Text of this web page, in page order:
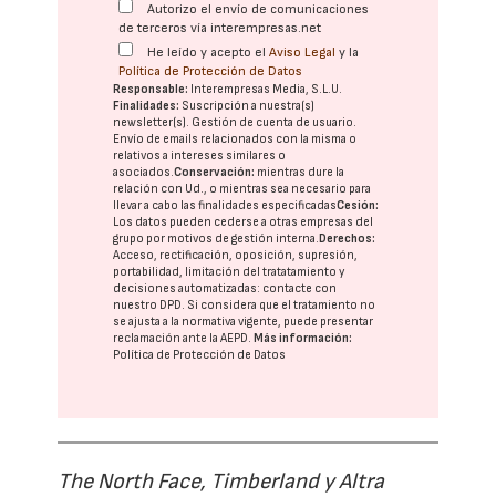
Autorizo el envío de comunicaciones
de terceros vía interempresas.net
He leído y acepto elAviso Legal y la
Política de Protección de Datos
Responsable: Interempresas Media, S.L.U.
Finalidades: Suscripción a nuestra(s)
newsletter(s). Gestión de cuenta de usuario.
Envío de emails relacionados con la misma o
relativos a intereses similares o
asociados.Conservación: mientras dure la
relación con Ud., o mientras sea necesario para
llevar a cabo las finalidades especificadasCesión:
Los datos pueden cederse a otras empresas del
grupo por motivos de gestión interna.Derechos:
Acceso, rectificación, oposición, supresión,
portabilidad, limitación del tratatamiento y
decisiones automatizadas: contacte con
nuestro DPD. Si considera que el tratamiento no
se ajusta a la normativa vigente, puede presentar
reclamación ante laAEPD.Más información:
Política de Protección de Datos
The North Face, Timberland y Altra